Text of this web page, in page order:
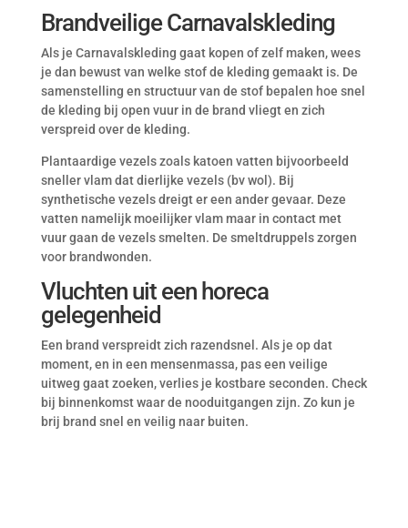
Brandveilige Carnavalskleding
Als je Carnavalskleding gaat kopen of zelf maken, wees
je dan bewust van welke stof de kleding gemaakt is. De
samenstelling en structuur van de stof bepalen hoe snel
de kleding bij open vuur in de brand vliegt en zich
verspreid over de kleding.
Plantaardige vezels zoals katoen vatten bijvoorbeeld
sneller vlam dat dierlijke vezels (bv wol). Bij
synthetische vezels dreigt er een ander gevaar. Deze
vatten namelijk moeilijker vlam maar in contact met
vuur gaan de vezels smelten. De smeltdruppels zorgen
voor brandwonden.
Vluchten uit een horeca
gelegenheid
Een brand verspreidt zich razendsnel. Als je op dat
moment, en in een mensenmassa, pas een veilige
uitweg gaat zoeken, verlies je kostbare seconden. Check
bij binnenkomst waar de nooduitgangen zijn. Zo kun je
brij brand snel en veilig naar buiten.